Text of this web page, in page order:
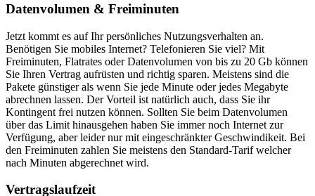
Datenvolumen & Freiminuten
Jetzt kommt es auf Ihr persönliches Nutzungsverhalten an.
Benötigen Sie mobiles Internet? Telefonieren Sie viel? Mit
Freiminuten, Flatrates oder Datenvolumen von bis zu 20 Gb können
Sie Ihren Vertrag aufrüsten und richtig sparen. Meistens sind die
Pakete günstiger als wenn Sie jede Minute oder jedes Megabyte
abrechnen lassen. Der Vorteil ist natürlich auch, dass Sie ihr
Kontingent frei nutzen können. Sollten Sie beim Datenvolumen
über das Limit hinausgehen haben Sie immer noch Internet zur
Verfügung, aber leider nur mit eingeschränkter Geschwindikeit. Bei
den Freiminuten zahlen Sie meistens den Standard-Tarif welcher
nach Minuten abgerechnet wird.
Vertragslaufzeit